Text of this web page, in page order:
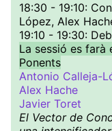
18:30 - 19:10:
López, Alex
19:10 - 19:30:
La sessió es farà
Ponents
Antonio Calleja-
Alex Hache
Javier Toret
El Vector de